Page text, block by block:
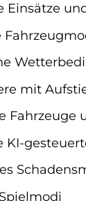
Einsätze
mit
Fahrzeuge
KI-